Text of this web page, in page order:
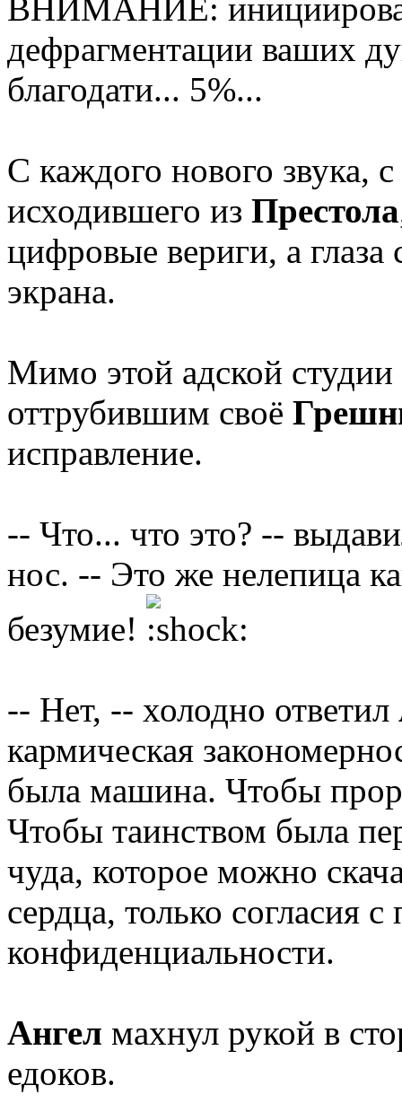
ВНИМАНИЕ:
дефрагментации ваших
благодати... 5%...
С каждого нового звука,
исходившего из Престола
цифровые вериги, а глаза
экрана.
Мимо этой адской
оттрубившим своё
исправление.
-- Что... что это? --
нос. -- Это же нелепица
безумие!
-- Нет, -- холодно ответил
кармическая
была машина. Чтобы
Чтобы таинством была
чуда, которое можно
сердца, только согласия
конфиденциальности.
Ангел махнул рукой в
едоков.